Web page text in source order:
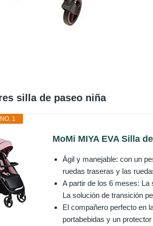
silla de paseo niña
1
MoMi MIYA EVA Silla
Ágil y manejable: con un
ruedas traseras y las
A partir de los 6 meses: La
La solución de transición
El compañero perfecto en
portabebidas y un